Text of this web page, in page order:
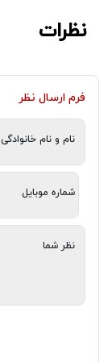
نظرات
فرم ارسال نظر
نام و نام خانوادگی
شماره موبایل
نظر شما